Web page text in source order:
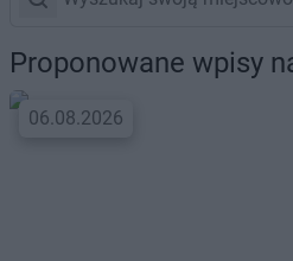
Proponowane wpisy
06.08.2026